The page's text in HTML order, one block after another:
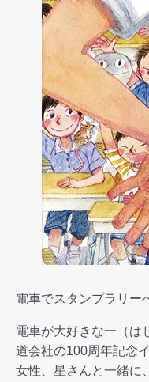
電車でスタンプラリー
電車が大好きな一（は
道会社の100周年記念
女性、星さんと一緒に